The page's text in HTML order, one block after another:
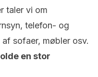
taler vi om
telefon- og
sofaer, møbler osv.
en stor